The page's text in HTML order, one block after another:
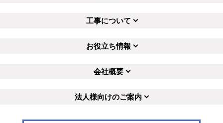
工事について
お役立ち情報
会社概要
法人様向けのご案内